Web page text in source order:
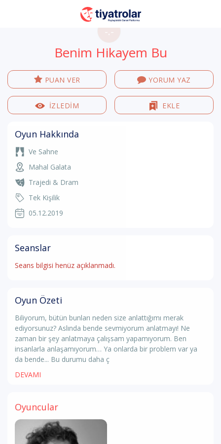
-.-
Benim Hikayem Bu
PUAN VER YORUM YAZ
İZLEDİM EKLE
Oyun Hakkında
Ve Sahne
Mahal Galata
Trajedi & Dram
Tek Kişilik
05.12.2019
Seanslar
Seans bilgisi henüz açıklanmadı.
Oyun Özeti
Biliyorum, bütün bunları neden size anlattığımı merak
ediyorsunuz? Aslında bende sevmiyorum anlatmayı! Ne
zaman bir şey anlatmaya çalışsam yapamıyorum. Ben
insanlarla anlaşamıyorum… Ya onlarda bir problem var ya
da bende... Bu durumu daha ç
DEVAMI
Oyuncular